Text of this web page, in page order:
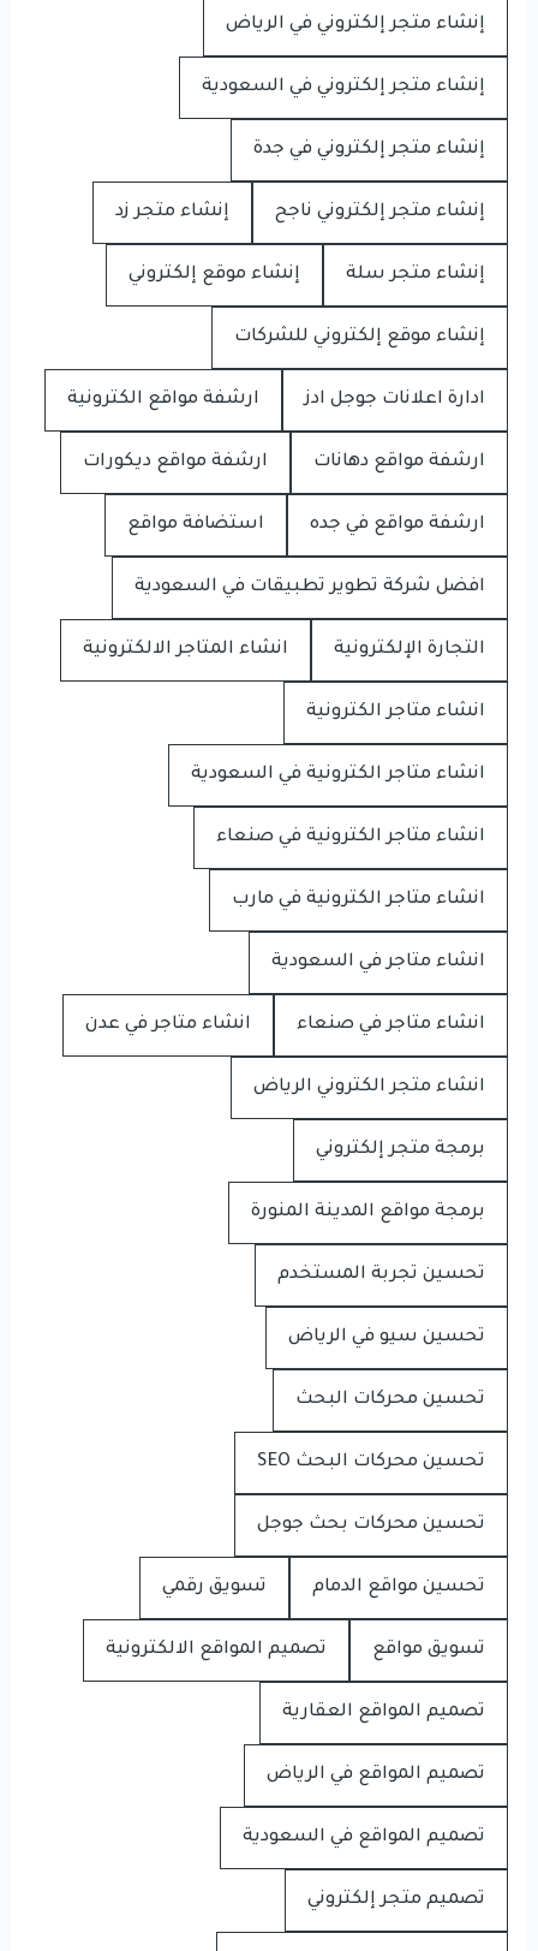
إنشاء متجر إلكتروني في الرياض
إنشاء متجر إلكتروني في السعودية
إنشاء متجر إلكتروني في جدة
إنشاء متجر إلكتروني ناجح إنشاء متجر زد
إنشاء متجر سلة إنشاء موقع إلكتروني
إنشاء موقع إلكتروني للشركات
ادارة اعلانات جوجل ادز ارشفة مواقع الكترونية
ارشفة مواقع دهانات ارشفة مواقع ديكورات
ارشفة مواقع في جده استضافة مواقع
افضل شركة تطوير تطبيقات في السعودية
التجارة الإلكترونية انشاء المتاجر الالكترونية
انشاء متاجر الكترونية
انشاء متاجر الكترونية في السعودية
انشاء متاجر الكترونية في صنعاء
انشاء متاجر الكترونية في مارب
انشاء متاجر في السعودية
انشاء متاجر في صنعاء انشاء متاجر في عدن
انشاء متجر الكتروني الرياض
برمجة متجر إلكتروني
برمجة مواقع المدينة المنورة
تحسين تجربة المستخدم
تحسين سيو في الرياض
تحسين محركات البحث
تحسين محركات البحث SEO
تحسين محركات بحث جوجل
تحسين مواقع الدمام تسويق رقمي
تسويق مواقع تصميم المواقع الالكترونية
تصميم المواقع العقارية
تصميم المواقع في الرياض
تصميم المواقع في السعودية
تصميم متجر إلكتروني